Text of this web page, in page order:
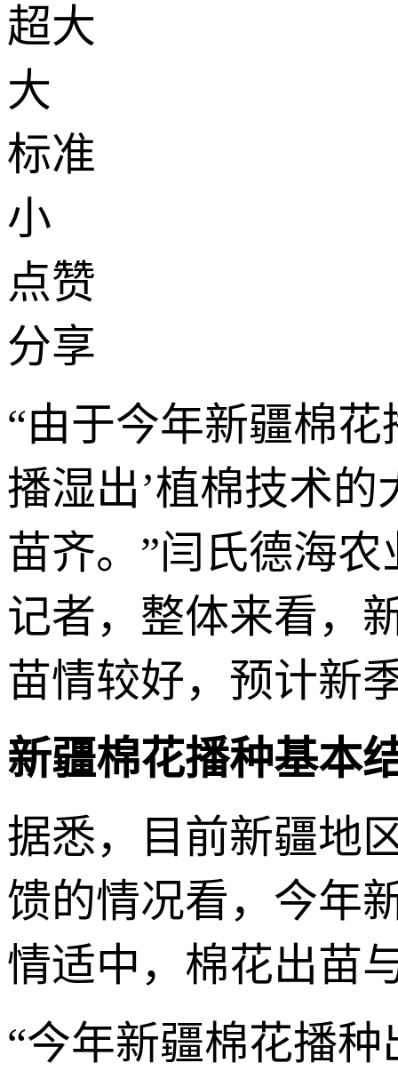
超大
大
标准
小
点赞
分享
“由于今年新疆棉
播湿出’植棉技术
苗齐。”闫氏德海
记者，整体来看，
苗情较好，预计新
新疆棉花播种基本
据悉，目前新疆地
馈的情况看，今年
情适中，棉花出苗
“今年新疆棉花播